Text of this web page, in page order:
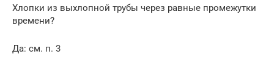
Хлопки из выхлопной трубы через равные промежутки
времени?
Да: см. п. 3